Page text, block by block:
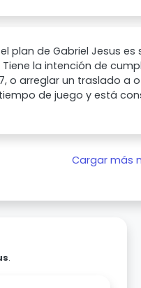
el plan de Gabriel Jesus
la intención de
o arreglar un traslado a
de juego y está
Cargar más
.